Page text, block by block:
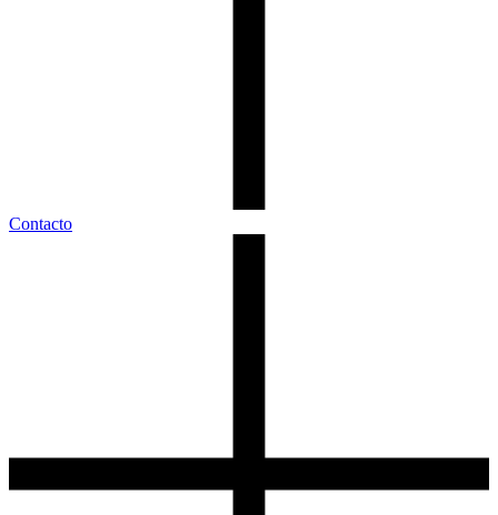
Contacto